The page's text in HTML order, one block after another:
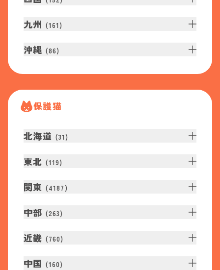
九州 (161 )
沖縄 (86)
保護猫
北海道 (31 )
東北 (119)
関東 (4187 )
中部 (263)
近畿 (760)
中国 (160)